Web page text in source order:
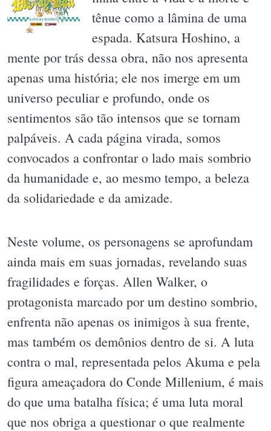
tênue como a lâmina de uma
espada. Katsura Hoshino, a
mente por trás dessa obra, não nos apresenta
apenas uma história; ele nos imerge em um
universo peculiar e profundo, onde os
sentimentos são tão intensos que se tornam
palpáveis. A cada página virada, somos
convocados a confrontar o lado mais sombrio
da humanidade e, ao mesmo tempo, a beleza
da solidariedade e da amizade.
Neste volume, os personagens se aprofundam
ainda mais em suas jornadas, revelando suas
fragilidades e forças. Allen Walker, o
protagonista marcado por um destino sombrio,
enfrenta não apenas os inimigos à sua frente,
mas também os demônios dentro de si. A luta
contra o mal, representada pelos Akuma e pela
figura ameaçadora do Conde Millenium, é mais
do que uma batalha física; é uma luta moral
que nos obriga a questionar o que realmente